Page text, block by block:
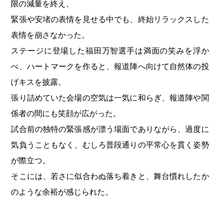
限の減量を終え、
緊張や安堵の表情を見せる中でも、終始リラックスした
表情を崩さなかった。
ステージに登場した福田万智選手は満面の笑みを浮か
べ、ハートマークを作ると、報道陣へ向けて自然体の投
げキスを披露。
張り詰めていた会場の空気は一気に和らぎ、報道陣や関
係者の間にも笑顔が広がった。
試合前の独特の緊張感が漂う場面でありながら、過度に
気負うこともなく、むしろ普段通りの平常心を貫く姿勢
が際立つ。
そこには、若さに似合わぬ落ち着きと、舞台慣れしたか
のような余裕が感じられた。